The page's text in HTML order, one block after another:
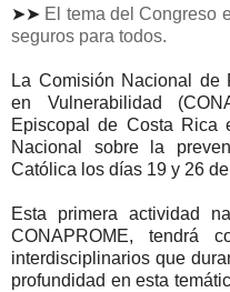
➤➤ El tema del Congreso
seguros para todos.
La Comisión Nacional de
en Vulnerabilidad
Episcopal de Costa Rica
Nacional sobre la
Católica los días 19 y 26
Esta primera actividad
CONAPROME, tendrá
interdisciplinarios que
profundidad en esta